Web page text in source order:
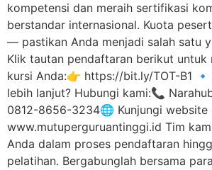
kompetensi dan meraih sertifikasi
berstandar internasional. Kuota
— pastikan Anda menjadi salah satu
Klik tautan pendaftaran berikut untuk
kursi Anda:👉 https://bit.ly/TOT-B1
lebih lanjut? Hubungi kami:📞
0812-8656-3234🌐 Kunjungi website
www.mutuperguruantinggi.id Tim
Anda dalam proses pendaftaran
pelatihan. Bergabunglah bersama